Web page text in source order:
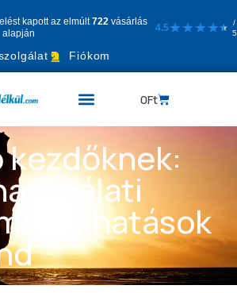
kapott az elmúlt722vásárlás
alapján
4.5 ★★★★★
★
/
5
Fiókom
0Ft
kezdőknek: